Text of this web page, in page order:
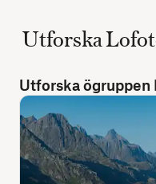
Utforska
Utforska